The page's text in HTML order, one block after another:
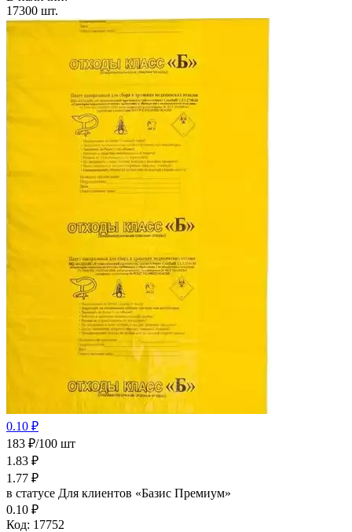
17300 шт.
0.10 ₽
183 ₽/100 шт
1.83 ₽
1.77 ₽
в статусе Для клиентов «Базис Премиум»
0.10 ₽
Код: 17752